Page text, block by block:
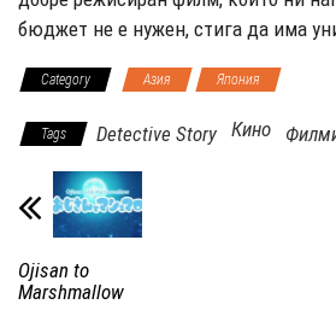
бюджет не е нужен, стига да има
Category Азия Япония
Tags Detective Story Кино
Ojisan to
Marshmallow